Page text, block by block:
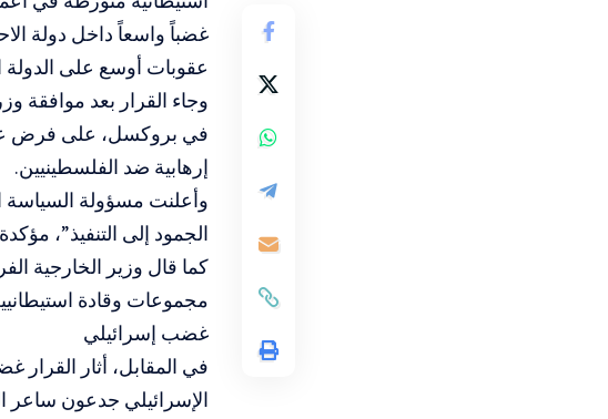
غضباً واسعاً داخل دولة
عقوبات أوسع على الدولة
في بروكسل، على فرض
إرهابية ضد الفلسطينيين.
وأعلنت مسؤولة السياسة
الجمود إلى التنفيذ”،
كما قال وزير الخارجية
مجموعات وقادة
غضب إسرائيلي
في المقابل، أثار القرار
الإسرائيلي جدعون ساعر